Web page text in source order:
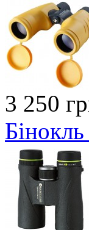
3 250